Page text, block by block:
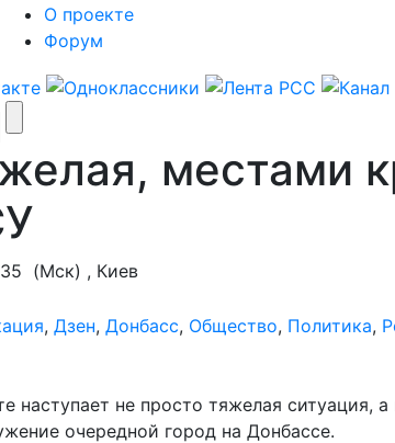
О проекте
Форум
местами
(Мск) , Киев
, Дзен, Донбасс, Общество, Политика,
наступает не просто тяжелая
очередной город на Донбассе.